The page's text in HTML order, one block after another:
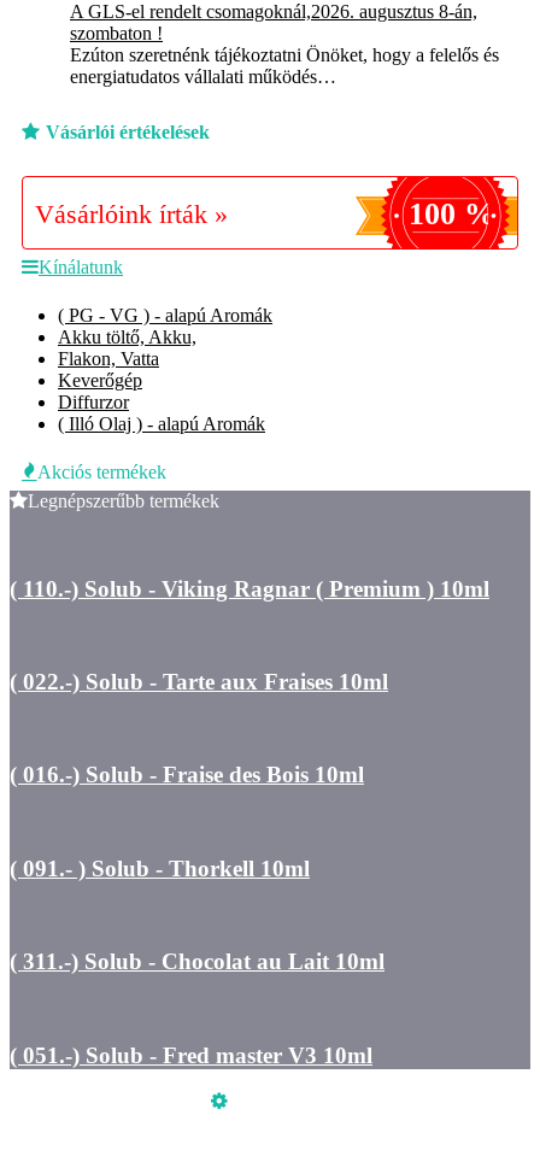
A GLS-el rendelt csomagoknál,2026. augusztus 8-án,
szombaton !
Ezúton szeretnénk tájékoztatni Önöket, hogy a felelős és
energiatudatos vállalati működés…
Vásárlói értékelések
Vásárlóink írták » 100 %
Kínálatunk
( PG - VG ) - alapú Aromák
Akku töltő, Akku,
Flakon, Vatta
Keverőgép
Diffurzor
( Illó Olaj ) - alapú Aromák
Akciós termékek
Legnépszerűbb termékek
( 110.-) Solub - Viking Ragnar ( Premium ) 10ml
( 022.-) Solub - Tarte aux Fraises 10ml
( 016.-) Solub - Fraise des Bois 10ml
( 091.- ) Solub - Thorkell 10ml
( 311.-) Solub - Chocolat au Lait 10ml
( 051.-) Solub - Fred master V3 10ml